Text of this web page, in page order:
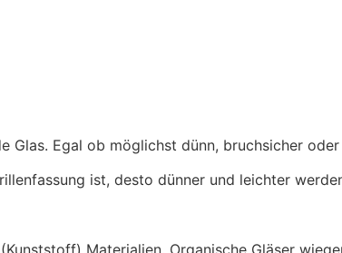
Glas. Egal ob möglichst dünn, bruchsicher
ist, desto dünner und leichter